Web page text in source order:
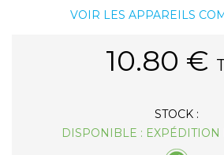
VOIR LES APPAREILS
10.80 €
STOCK :
DISPONIBLE :